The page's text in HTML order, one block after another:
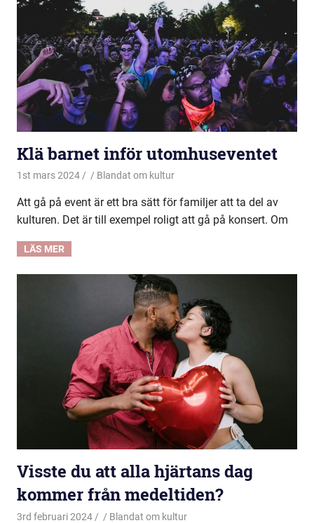
Klä barnet inför utomhuseventet
1st mars 2024 Blandat om kultur
Att gå på event är ett bra sätt för familjer att ta del av
kulturen. Det är till exempel roligt att gå på konsert. Om
Visste du att alla hjärtans dag
kommer från medeltiden?
3rd februari 2024 Blandat om kultur